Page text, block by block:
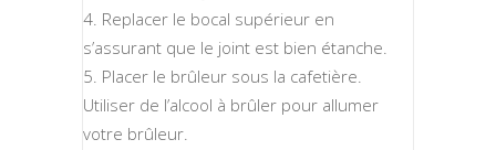
Replacer le bocal supérieur en
s’assurant que le joint est bien étanche.
Placer le brûleur sous la cafetière.
Utiliser de l’alcool à brûler pour allumer
votre brûleur.